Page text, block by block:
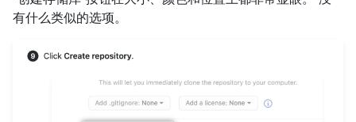
有什么类似的选项。